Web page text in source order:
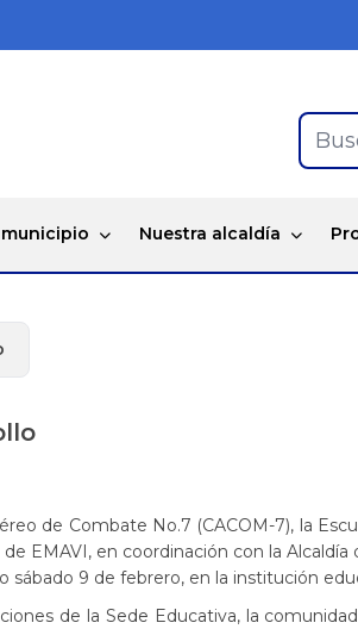
municipio Nuestra alcaldía
de Combate No.7 (CACOM-7), la
EMAVI, en coordinación con la Alcaldía
sábado 9 de febrero, en la institución
de la Sede Educativa, la